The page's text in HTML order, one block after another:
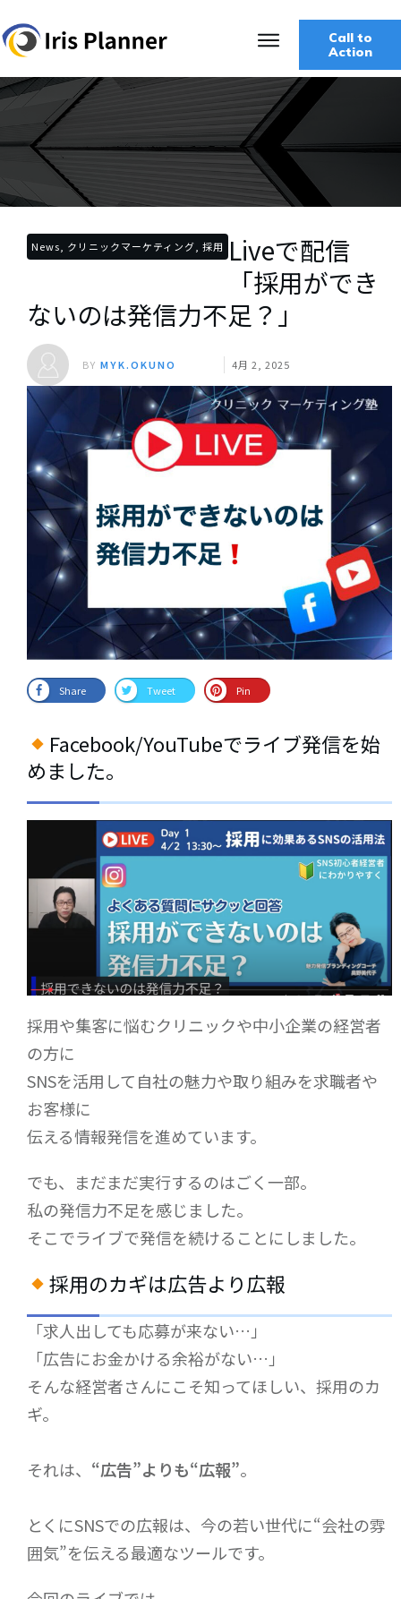
Call to
Action
News, クリニックマーケティング, 採用 Liveで配信
「採用ができ
ないのは発信力不足？」
BY MYK.OKUNO 4月 2, 2025
Share Tweet Pin
Facebook/YouTubeでライブ発信を始
めました。
採用や集客に悩むクリニックや中小企業の経営者
の方に
SNSを活用して自社の魅力や取り組みを求職者や
お客様に
伝える情報発信を進めています。
でも、まだまだ実行するのはごく一部。
私の発信力不足を感じました。
そこでライブで発信を続けることにしました。
採用のカギは広告より広報
「求人出しても応募が来ない…」
「広告にお金かける余裕がない…」
そんな経営者さんにこそ知ってほしい、採用のカ
ギ。
それは、 “広告”よりも“広報”。
とくにSNSでの広報は、今の若い世代に“会社の雰
囲気”を伝える最適なツールです。